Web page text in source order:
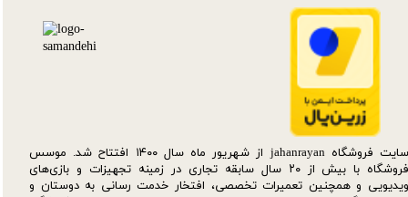
سایت فروشگاه jahanrayan از شهریور ماه سال ۱۴۰۰ افتتاح شد. موسس
فروشگاه با بیش از ۲۰ سال سابقه تجاری در زمینه تجهیزات و بازی‌های
ویدیویی و همچنین تعمیرات تخصصی، افتخار خدمت رسانی به دوستان و